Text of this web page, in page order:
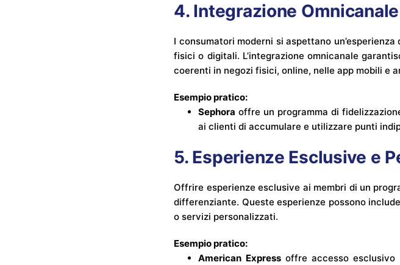
4. Integrazione Omnicanale
I consumatori moderni si aspettano
fisici o digitali. L’integrazione omnicanale
coerenti in negozi fisici, online, nelle app mobili e
Esempio pratico:
Sephora offre un programma di
ai clienti di accumulare e utilizzare punti
5. Esperienze Esclusive e
Offrire esperienze esclusive ai membri di un
differenziante. Queste esperienze possono
o servizi personalizzati.
Esempio pratico:
American Expressoffre accesso esclusivo